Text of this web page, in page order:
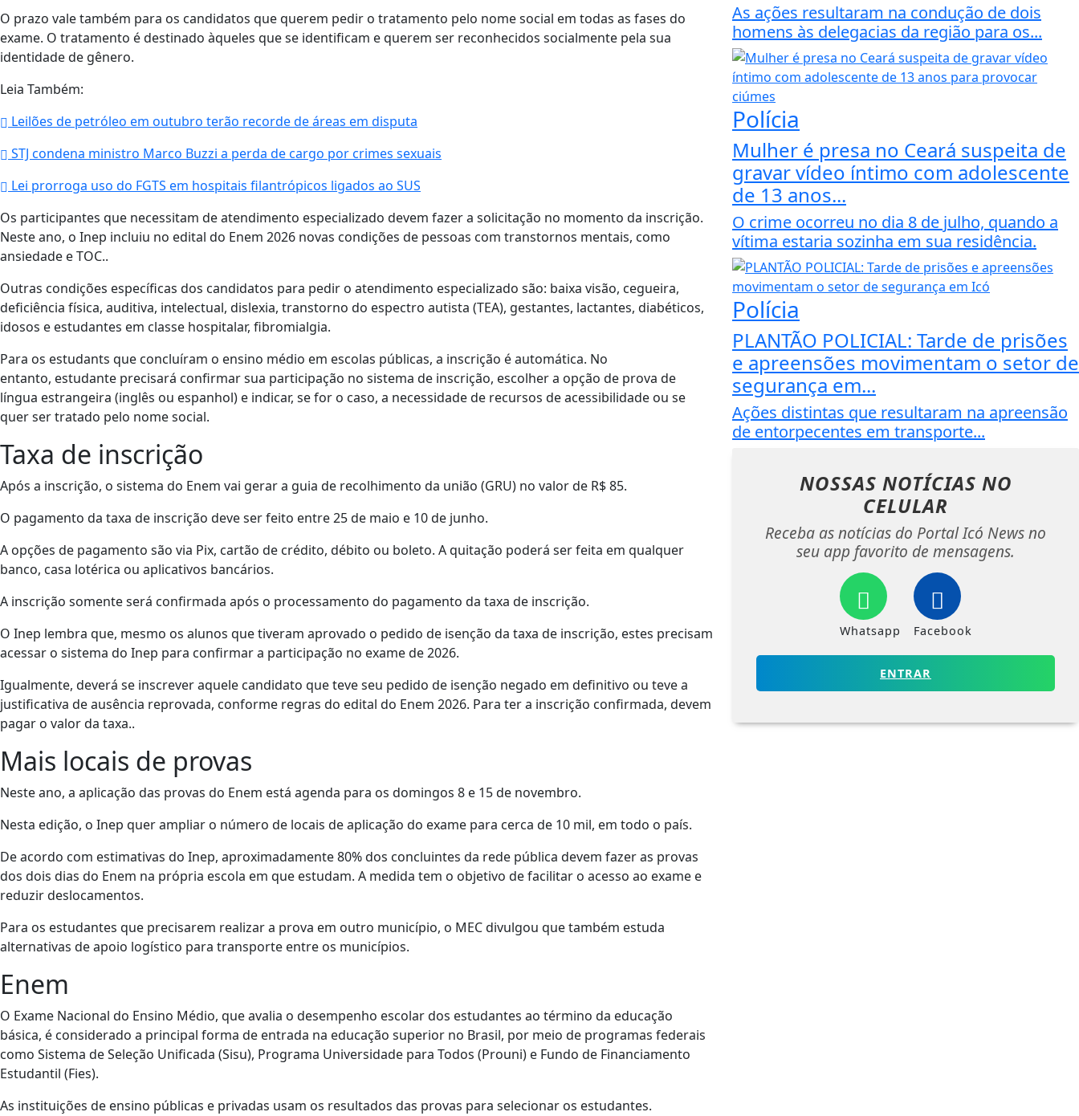
O prazo vale também para os candidatos que querem pedir o tratamento pelo nome social em todas as fases do
exame. O tratamento é destinado àqueles que se identificam e querem ser reconhecidos socialmente pela sua
identidade de gênero.
Leia Também:
Leilões de petróleo em outubro terão recorde de áreas em disputa
STJ condena ministro Marco Buzzi a perda de cargo por crimes sexuais
Lei prorroga uso do FGTS em hospitais filantrópicos ligados ao SUS
Os participantes que necessitam de atendimento especializado devem fazer a solicitação no momento da inscrição.
Neste ano, o Inep incluiu no edital do Enem 2026 novas condições de pessoas com transtornos mentais, como
ansiedade e TOC..
Outras condições específicas dos candidatos para pedir o atendimento especializado são: baixa visão, cegueira,
deficiência física, auditiva, intelectual, dislexia, transtorno do espectro autista (TEA), gestantes, lactantes, diabéticos,
idosos e estudantes em classe hospitalar, fibromialgia.
Para os estudants que concluíram o ensino médio em escolas públicas, a inscrição é automática. No
entanto, estudante precisará confirmar sua participação no sistema de inscrição, escolher a opção de prova de
língua estrangeira (inglês ou espanhol) e indicar, se for o caso, a necessidade de recursos de acessibilidade ou se
quer ser tratado pelo nome social.
Taxa de inscrição
Após a inscrição, o sistema do Enem vai gerar a guia de recolhimento da união (GRU) no valor de R$ 85.
O pagamento da taxa de inscrição deve ser feito entre 25 de maio e 10 de junho.
A opções de pagamento são via Pix, cartão de crédito, débito ou boleto. A quitação poderá ser feita em qualquer
banco, casa lotérica ou aplicativos bancários.
A inscrição somente será confirmada após o processamento do pagamento da taxa de inscrição.
O Inep lembra que, mesmo os alunos que tiveram aprovado o pedido de isenção da taxa de inscrição, estes precisam
acessar o sistema do Inep para confirmar a participação no exame de 2026.
Igualmente, deverá se inscrever aquele candidato que teve seu pedido de isenção negado em definitivo ou teve a
justificativa de ausência reprovada, conforme regras do edital do Enem 2026. Para ter a inscrição confirmada, devem
pagar o valor da taxa..
Mais locais de provas
Neste ano, a aplicação das provas do Enem está agenda para os domingos 8 e 15 de novembro.
Nesta edição, o Inep quer ampliar o número de locais de aplicação do exame para cerca de 10 mil, em todo o país.
De acordo com estimativas do Inep, aproximadamente 80% dos concluintes da rede pública devem fazer as provas
dos dois dias do Enem na própria escola em que estudam. A medida tem o objetivo de facilitar o acesso ao exame e
reduzir deslocamentos.
Para os estudantes que precisarem realizar a prova em outro município, o MEC divulgou que também estuda
alternativas de apoio logístico para transporte entre os municípios.
Enem
O Exame Nacional do Ensino Médio, que avalia o desempenho escolar dos estudantes ao término da educação
básica, é considerado a principal forma de entrada na educação superior no Brasil, por meio de programas federais
como Sistema de Seleção Unificada (Sisu), Programa Universidade para Todos (Prouni) e Fundo de Financiamento
Estudantil (Fies).
As instituições de ensino públicas e privadas usam os resultados das provas para selecionar os estudantes.
As ações resultaram na condução de dois
homens às delegacias da região para os...
Polícia
Mulher é presa no Ceará suspeita de
gravar vídeo íntimo com adolescente
de 13 anos...
O crime ocorreu no dia 8 de julho, quando a
vítima estaria sozinha em sua residência.
Polícia
PLANTÃO POLICIAL: Tarde de prisões
e apreensões movimentam o setor de
segurança em...
Ações distintas que resultaram na apreensão
de entorpecentes em transporte...
NOSSAS NOTÍCIAS NO
CELULAR
Receba as notícias do Portal Icó News no
seu app favorito de mensagens.
Whatsapp Facebook
ENTRAR